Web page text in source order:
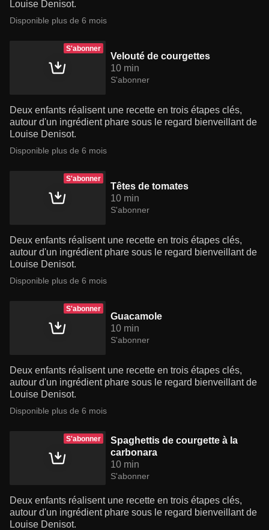
Louise Denisot.
Disponible plus de 6 mois
S'abonner
Velouté de courgettes
10 min
S'abonner
Deux enfants réalisent une recette en trois étapes clés,
autour d'un ingrédient phare sous le regard bienveillant de
Louise Denisot.
Disponible plus de 6 mois
S'abonner
Têtes de tomates
10 min
S'abonner
Deux enfants réalisent une recette en trois étapes clés,
autour d'un ingrédient phare sous le regard bienveillant de
Louise Denisot.
Disponible plus de 6 mois
S'abonner
Guacamole
10 min
S'abonner
Deux enfants réalisent une recette en trois étapes clés,
autour d'un ingrédient phare sous le regard bienveillant de
Louise Denisot.
Disponible plus de 6 mois
S'abonner
Spaghettis de courgette à la
carbonara
10 min
S'abonner
Deux enfants réalisent une recette en trois étapes clés,
autour d'un ingrédient phare sous le regard bienveillant de
Louise Denisot.